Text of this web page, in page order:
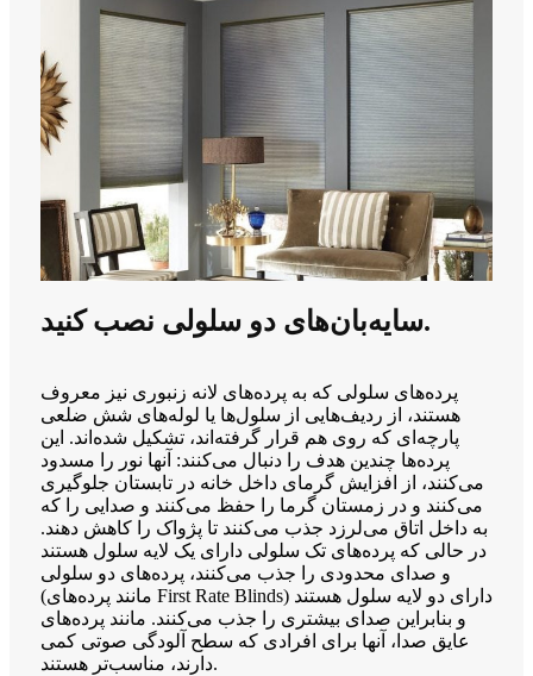
سایه‌بان‌های دو سلولی نصب کنید.
پرده‌های سلولی که به پرده‌های لانه زنبوری نیز معروف
هستند، از ردیف‌هایی از سلول‌ها یا لوله‌های شش ضلعی
پارچه‌ای که روی هم قرار گرفته‌اند، تشکیل شده‌اند. این
پرده‌ها چندین هدف را دنبال می‌کنند: آنها نور را مسدود
می‌کنند، از افزایش گرمای داخل خانه در تابستان جلوگیری
می‌کنند و در زمستان گرما را حفظ می‌کنند و صدایی را که
به داخل اتاق می‌لرزد جذب می‌کنند تا پژواک را کاهش دهند.
در حالی که پرده‌های تک سلولی دارای یک لایه سلول هستند
و صدای محدودی را جذب می‌کنند، پرده‌های دو سلولی
(مانند پرده‌های First Rate Blinds) دارای دو لایه سلول هستند
و بنابراین صدای بیشتری را جذب می‌کنند. مانند پرده‌های
عایق صدا، آنها برای افرادی که سطح آلودگی صوتی کمی
دارند، مناسب‌تر هستند.